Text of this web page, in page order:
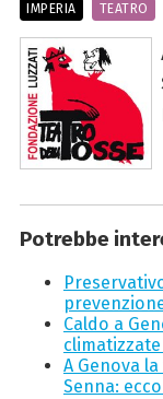
IMPERIA TEATRO
Potrebbe
Caldo a
A Genova
Senna: